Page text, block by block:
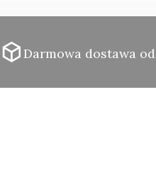
Darmowa dostawa od